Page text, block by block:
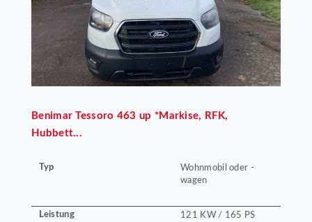
Benimar Tessoro 463 up *Markise, RFK,
Hubbett...
Typ
Wohnmobil oder -
wagen
Leistung 121 KW / 165 PS